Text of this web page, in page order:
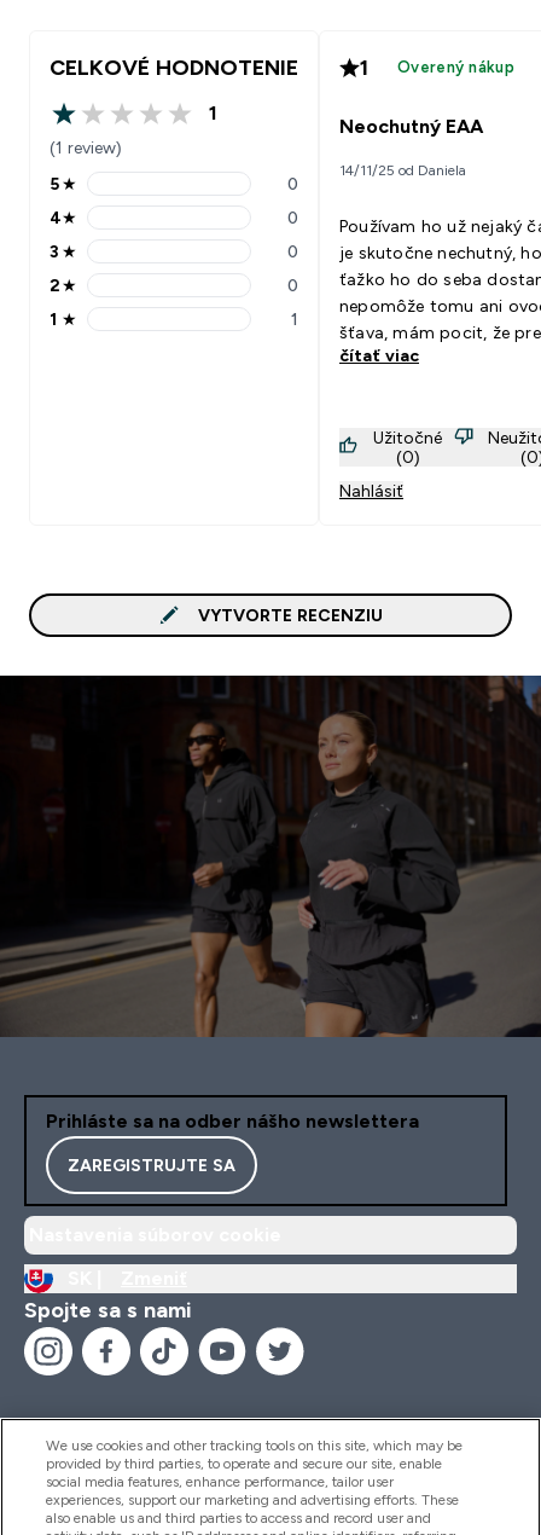
CELKOVÉ HODNOTENIE
1 out of 5 stars
1
(1 review)
5 stars rating 0 reviews
5★ 0
4 stars rating 0 reviews
4★ 0
3 stars rating 0 reviews
3 ★ 0
2 stars rating 0 reviews
2★ 0
1 stars rating 1 reviews
1 ★ 1
1 Overený nákup
Neochutný EAA
14/11/25 od Daniela
Používam ho už nejaký
je skutočne nechutný,
ťažko ho do seba
nepomôže tomu ani
šťava, mám pocit, že
snáď všetko. Určite
čítať viac
Užitočné
(0)
Nahlásiť
VYTVORTE RECENZIU
Prihláste sa na odber nášho newslettera
ZAREGISTRUJTE SA
Spojte sa s nami
Pomoc & Informácie
We use cookies and other tracking tools on this site, which may be
provided by third parties, to operate and secure our site, enable
social media features, enhance performance, tailor user
experiences, support our marketing and advertising efforts. These
also enable us and third parties to access and record user and